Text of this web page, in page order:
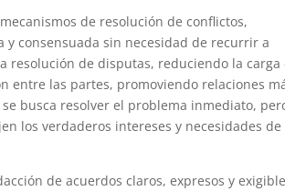
de resolución de conflictos,
consensuada sin necesidad de recurrir a
resolución de disputas, reduciendo la carga
entre las partes, promoviendo relaciones
busca resolver el problema inmediato,
los verdaderos intereses y necesidades de
de acuerdos claros, expresos y